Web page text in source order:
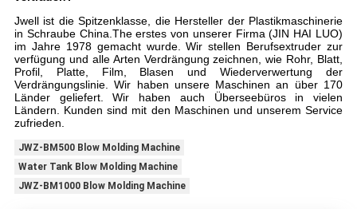
Jwell ist die Spitzenklasse, die Hersteller der Plastikmaschinerie
in Schraube China.The erstes von unserer Firma (JIN HAI LUO)
im Jahre 1978 gemacht wurde. Wir stellen Berufsextruder zur
verfügung und alle Arten Verdrängung zeichnen, wie Rohr, Blatt,
Profil, Platte, Film, Blasen und Wiederverwertung der
Verdrängungslinie. Wir haben unsere Maschinen an über 170
Länder geliefert. Wir haben auch Überseebüros in vielen
Ländern. Kunden sind mit den Maschinen und unserem Service
zufrieden.
JWZ-BM500 Blow Molding Machine
Water Tank Blow Molding Machine
JWZ-BM1000 Blow Molding Machine